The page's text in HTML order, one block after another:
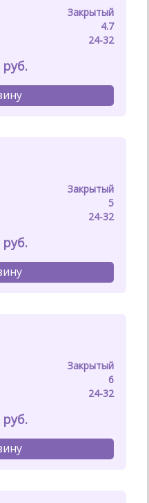
Закрытый
4.7
24-32
Закрытый
5
24-32
Закрытый
6
24-32